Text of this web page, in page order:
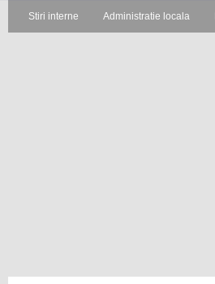
Stiri interne Administratie locala